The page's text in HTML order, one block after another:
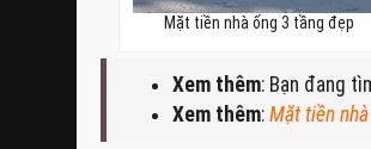
Mặt tiền nhà ống 3 tầng đẹp
Xem thêm: Bạn đang
Xem thêm: Mặt tiền